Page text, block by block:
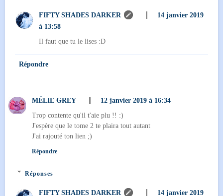
FIFTY SHADES DARKER
14 janvier 2019
à 13:58
Il faut que tu le lises :D
Répondre
MÉLIE GREY
12 janvier 2019 à 16:34
Trop contente qu'il t'aie plu !! :)
J'espère que le tome 2 te plaira tout autant
J'ai rajouté ton lien ;)
Répondre
Réponses
FIFTY SHADES DARKER
14 janvier 2019